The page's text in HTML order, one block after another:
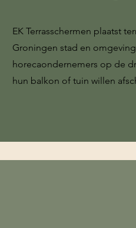
EK Terrasschermen plaatst
Groningen stad en
horecaondernemers op de
hun balkon of tuin willen